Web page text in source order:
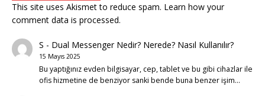
This site uses Akismet to reduce spam. Learn how your
comment data is processed.
S - Dual Messenger Nedir? Nerede? Nasıl Kullanılır?
15 Mayıs 2025
Bu yaptığınız evden bilgisayar, cep, tablet ve bu gibi cihazlar ile
ofis hizmetine de benziyor sanki bende buna benzer işim…